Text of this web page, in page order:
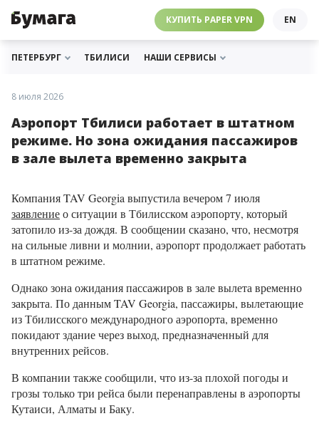
КУПИТЬ PAPER VPN EN
РАССЫЛКИ
МЫ В ИНСТАГРАМЕ
ПОДДЕРЖАТЬ «БУМАГУ»
ПЕТЕРБУРГ ТБИЛИСИ НАШИ СЕРВИСЫ
ЧЕБУРНЕТ
⛔️ ГАЙД ПРО ЧЕБУРНЕТ
МЫ В ТЕЛЕГРАМЕ
PAPER VPN
8 июля 2026
Аэропорт Тбилиси работает в штатном
режиме. Но зона ожидания пассажиров
в зале вылета временно закрыта
Компания TAV Georgia выпустила вечером 7 июля
заявлениео ситуации в Тбилисском аэропорту, который
затопило из-за дождя. В сообщении сказано, что, несмотря
на сильные ливни и молнии, аэропорт продолжает работать
в штатном режиме.
Однако зона ожидания пассажиров в зале вылета временно
закрыта. По данным TAV Georgia, пассажиры, вылетающие
из Тбилисского международного аэропорта, временно
покидают здание через выход, предназначенный для
внутренних рейсов.
В компании также сообщили, что из-за плохой погоды и
грозы только три рейса были перенаправлены в аэропорты
Кутаиси, Алматы и Баку.